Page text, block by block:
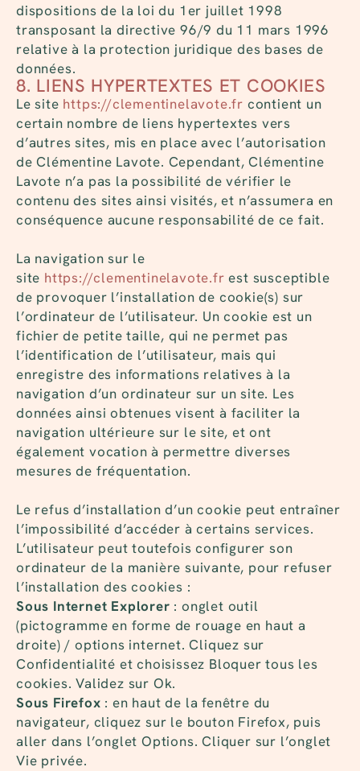
dispositions de la loi du 1er juillet 1998
transposant la directive 96/9 du 11 mars 1996
relative à la protection juridique des bases de
données.
8. LIENS HYPERTEXTES ET COOKIES
Le site https://clementinelavote.fr contient un
certain nombre de liens hypertextes vers
d’autres sites, mis en place avec l’autorisation
de Clémentine Lavote. Cependant, Clémentine
Lavote n’a pas la possibilité de vérifier le
contenu des sites ainsi visités, et n’assumera en
conséquence aucune responsabilité de ce fait.
La navigation sur le
site https://clementinelavote.fr est susceptible
de provoquer l’installation de cookie(s) sur
l’ordinateur de l’utilisateur. Un cookie est un
fichier de petite taille, qui ne permet pas
l’identification de l’utilisateur, mais qui
enregistre des informations relatives à la
navigation d’un ordinateur sur un site. Les
données ainsi obtenues visent à faciliter la
navigation ultérieure sur le site, et ont
également vocation à permettre diverses
mesures de fréquentation.
Le refus d’installation d’un cookie peut entraîner
l’impossibilité d’accéder à certains services.
L’utilisateur peut toutefois configurer son
ordinateur de la manière suivante, pour refuser
l’installation des cookies :
Sous Internet Explorer : onglet outil
(pictogramme en forme de rouage en haut a
droite) / options internet. Cliquez sur
Confidentialité et choisissez Bloquer tous les
cookies. Validez sur Ok.
Sous Firefox : en haut de la fenêtre du
navigateur, cliquez sur le bouton Firefox, puis
aller dans l’onglet Options. Cliquer sur l’onglet
Vie privée.